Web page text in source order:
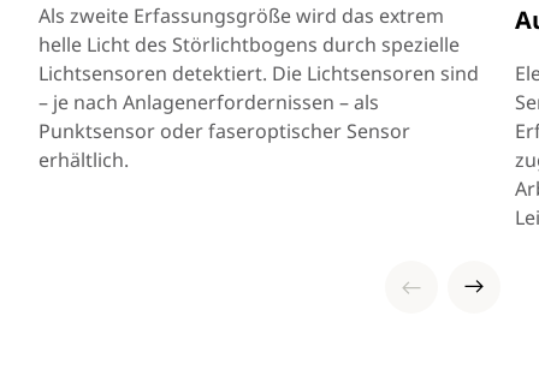
Als zweite Erfassungsgröße wird das extrem
helle Licht des Störlichtbogens durch spezielle
Lichtsensoren detektiert. Die Lichtsensoren sind
– je nach Anlagenerfordernissen – als
Punktsensor oder faseroptischer Sensor
erhältlich.